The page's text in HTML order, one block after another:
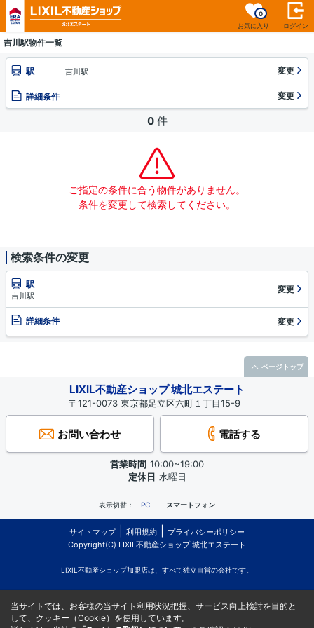
お気に入り
0
ログイン
吉川駅物件一覧
駅 吉川駅 変更
詳細条件 変更
0 件
ご指定の条件に合う物件がありません。
条件を変更して検索してください。
検索条件の変更
駅
吉川駅
変更
詳細条件 変更
LIXIL不動産ショップ 城北エステート
〒121-0073 東京都足立区六町１丁目15-9
お問い合わせ 電話する
営業時間 10:00~19:00
定休日 水曜日
表示切替： PC スマートフォン
サイトマップ 利用規約
プライバシーポリシー
Copyright(C) LIXIL不動産ショップ 城北エステート
LIXIL不動産ショップ加盟店は、すべて独立自営の会社です。
ページトップ
当サイトでは、お客様の当サイト利用状況把握、サービス向上検討を目的と
して、クッキー（Cookie）を使用しています。